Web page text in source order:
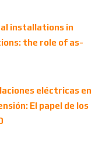
installations in
the role of as-
eléctricas en
El papel de los